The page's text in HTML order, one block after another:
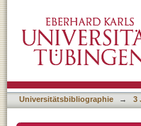
Anwendung von
Universitätsbibliographie → 3